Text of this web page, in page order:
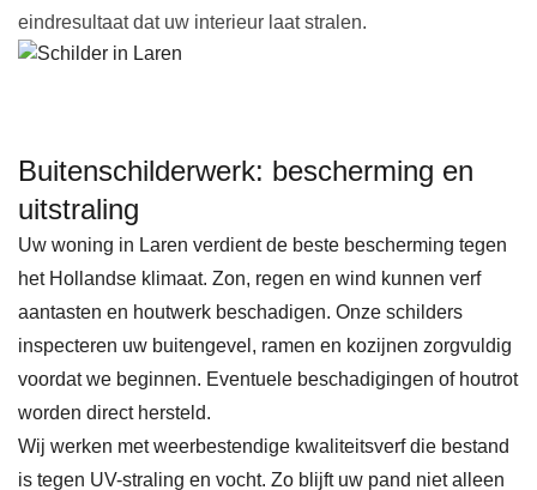
eindresultaat dat uw interieur laat stralen.
Buitenschilderwerk: bescherming en
uitstraling
Uw woning in Laren verdient de beste bescherming tegen
het Hollandse klimaat. Zon, regen en wind kunnen verf
aantasten en houtwerk beschadigen. Onze schilders
inspecteren uw buitengevel, ramen en kozijnen zorgvuldig
voordat we beginnen. Eventuele beschadigingen of houtrot
worden direct hersteld.
Wij werken met weerbestendige kwaliteitsverf die bestand
is tegen UV-straling en vocht. Zo blijft uw pand niet alleen